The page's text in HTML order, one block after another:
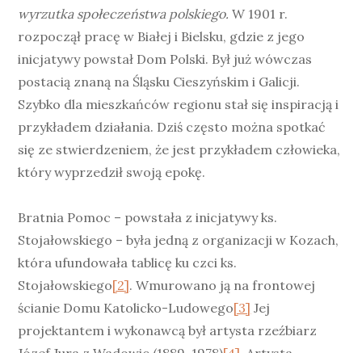
wyrzutka społeczeństwa polskiego. W 1901 r.
rozpoczął pracę w Białej i Bielsku, gdzie z jego
inicjatywy powstał Dom Polski. Był już wówczas
postacią znaną na Śląsku Cieszyńskim i Galicji.
Szybko dla mieszkańców regionu stał się inspiracją i
przykładem działania. Dziś często można spotkać
się ze stwierdzeniem, że jest przykładem człowieka,
który wyprzedził swoją epokę.
Bratnia Pomoc – powstała z inicjatywy ks.
Stojałowskiego – była jedną z organizacji w Kozach,
która ufundowała tablicę ku czci ks.
Stojałowskiego[2]. Wmurowano ją na frontowej
ścianie Domu Katolicko-Ludowego[3] Jej
projektantem i wykonawcą był artysta rzeźbiarz